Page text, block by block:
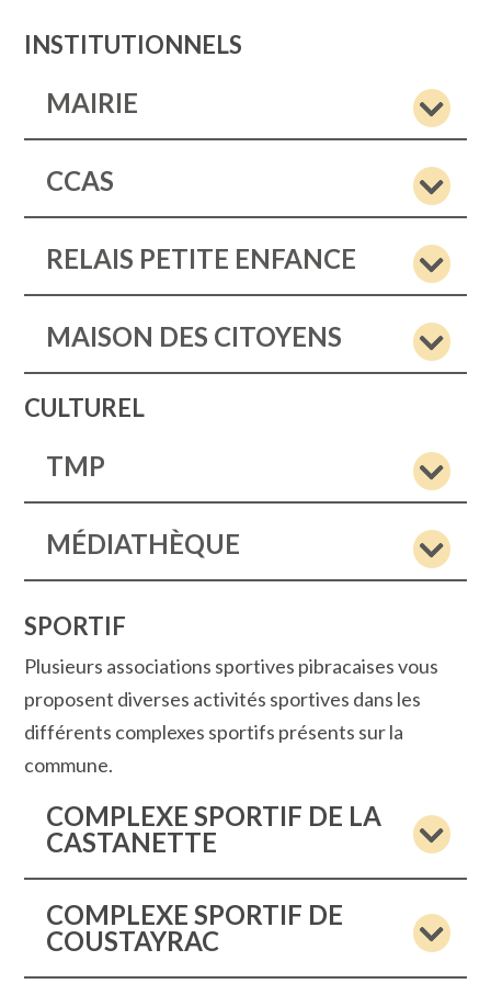
INSTITUTIONNELS
MAIRIE
CCAS
RELAIS PETITE ENFANCE
MAISON DES CITOYENS
CULTUREL
TMP
MÉDIATHÈQUE
SPORTIF
Plusieurs associations sportives pibracaises vous
proposent diverses activités sportives dans les
différents complexes sportifs présents sur la
commune.
COMPLEXE SPORTIF DE LA
CASTANETTE
COMPLEXE SPORTIF DE
COUSTAYRAC